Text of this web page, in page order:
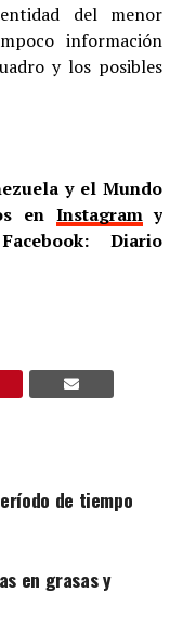
del menor
información
y los posibles
y el Mundo
en Instagramy
Diario
de tiempo
en grasas y